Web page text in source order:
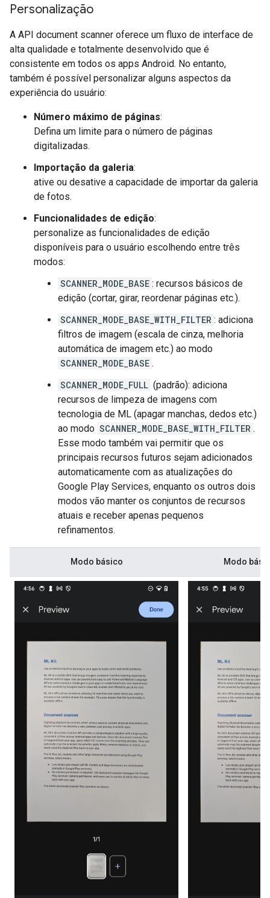
Personalização
A API document scanner oferece um fluxo de interface de
alta qualidade e totalmente desenvolvido que é
consistente em todos os apps Android. No entanto,
também é possível personalizar alguns aspectos da
experiência do usuário:
Número máximo de páginas:
Defina um limite para o número de páginas
digitalizadas.
Importação da galeria:
ative ou desative a capacidade de importar da galeria
de fotos.
Funcionalidades de edição:
personalize as funcionalidades de edição
disponíveis para o usuário escolhendo entre três
modos:
SCANNER_MODE_BASE : recursos básicos de
edição (cortar, girar, reordenar páginas etc.).
SCANNER_MODE_BASE_WITH_FILTER : adiciona
filtros de imagem (escala de cinza, melhoria
automática de imagem etc.) ao modo
SCANNER_MODE_BASE .
SCANNER_MODE_FULL (padrão): adiciona
recursos de limpeza de imagens com
tecnologia de ML (apagar manchas, dedos etc.)
ao modo SCANNER_MODE_BASE_WITH_FILTER .
Esse modo também vai permitir que os
principais recursos futuros sejam adicionados
automaticamente com as atualizações do
Google Play Services, enquanto os outros dois
modos vão manter os conjuntos de recursos
atuais e receber apenas pequenos
refinamentos.
Modo básico Modo